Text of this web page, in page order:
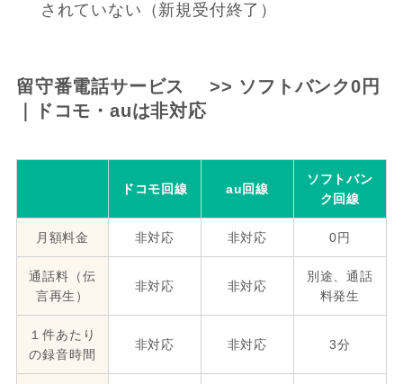
されていない（新規受付終了）
留守番電話サービス >> ソフトバンク0円
｜ドコモ・auは非対応
ドコモ回線 au回線
ソフトバン
ク回線
月額料金 非対応 非対応 0円
通話料（伝
言再生）
非対応 非対応
別途、通話
料発生
１件あたり
の録音時間
非対応 非対応 3分